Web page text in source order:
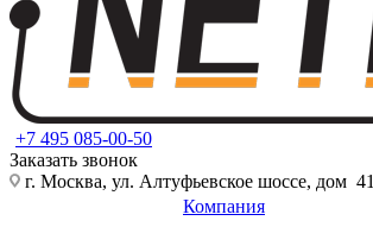
+7 495 085-00-50
Заказать звонок
г. Москва, ул. Алтуфьевское шоссе, дом 41
Компания